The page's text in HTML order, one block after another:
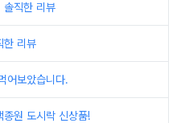
솔직한 리뷰
한 리뷰
어보았습니다.
원 도시락 신상품!